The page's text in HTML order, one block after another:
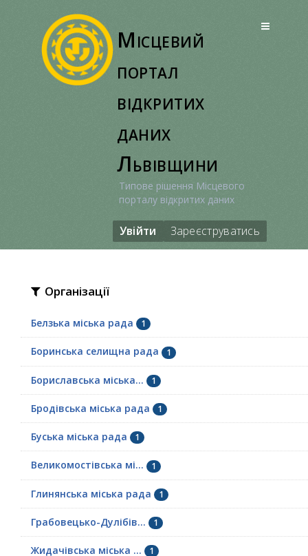
Місцевий
портал
відкритих
даних
Львівщини
Типове рішення Місцевого
порталу відкритих даних
Увійти Зареєструватись
Організації
Белзька міська рада 1
Боринська селищна рада 1
Бориславська міська... 1
Бродівська міська рада 1
Буська міська рада 1
Великомостівська мі... 1
Глинянська міська рада 1
Грабовецько-Дулібів... 1
Жидачівська міська ... 1